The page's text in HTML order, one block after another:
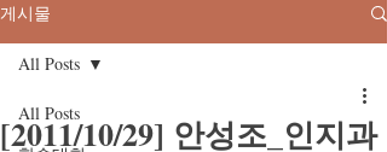
게시물
All Posts
All Posts
[2011/10/29] 안성조_인지과